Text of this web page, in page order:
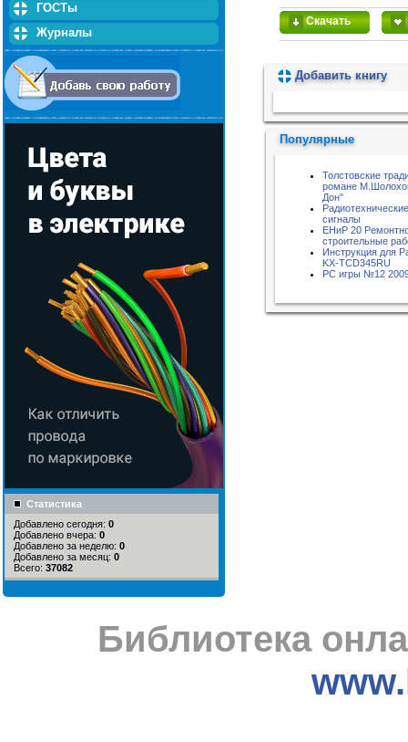
ГОСТы
Журналы
Статистика
Добавлено сегодня: 0
Добавлено вчера: 0
Добавлено за неделю: 0
Добавлено за месяц: 0
Всего: 37082
Скачать
Добавить книгу
Популярные
Толстовские
романе
Дон"
сигналы
ЕНиР 20
строительные
Инструкция для
KX-TCD345RU
РС игры №12
Библиотека